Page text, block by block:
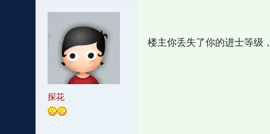
探花
楼主你丢失了你的进士等级